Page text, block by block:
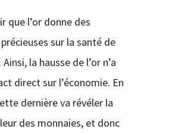
que l’or donne des
sur la santé de
la hausse de l’or n’a
direct sur l’économie. En
dernière va révéler la
des monnaies, et donc